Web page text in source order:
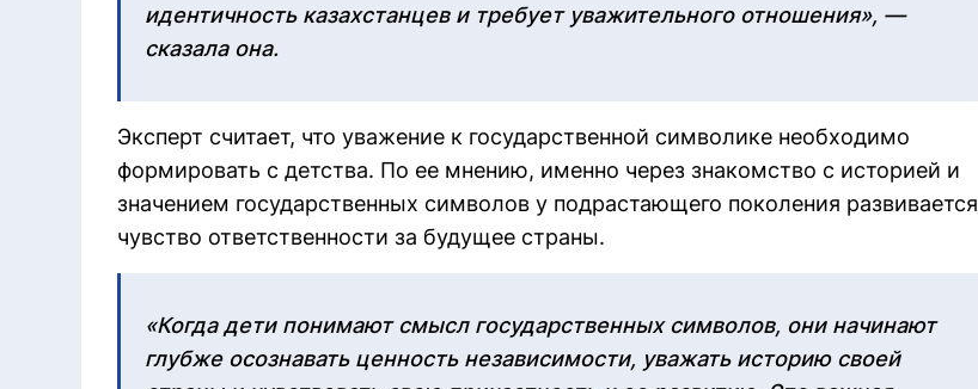
идентичность казахстанцев и требует уважительного отношения», —
сказала она.
Эксперт считает, что уважение к государственной символике необходимо
формировать с детства. По ее мнению, именно через знакомство с историей и
значением государственных символов у подрастающего поколения развивается
чувство ответственности за будущее страны.
«Когда дети понимают смысл государственных символов, они начинают
глубже осознавать ценность независимости, уважать историю своей